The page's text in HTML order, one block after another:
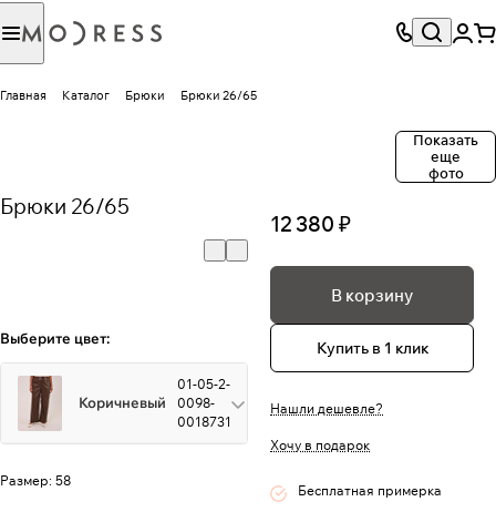
Главная Каталог Брюки Брюки 26/65
Показать
еще
фото
Брюки 26/65
Выберите цвет:
Коричневый
01-05-2-
0098-
0018731
Размер: 58
12 380 ₽
В корзину
Купить в 1 клик
Нашли дешевле?
Хочу в подарок
Бесплатная примерка